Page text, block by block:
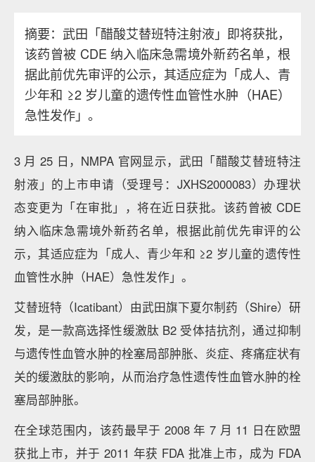
摘要：武田「醋酸艾替班特注射液」即将获批，
该药曾被 CDE 纳入临床急需境外新药名单，根
据此前优先审评的公示，其适应症为「成人、青
少年和 ≥2 岁儿童的遗传性血管性水肿（HAE）
急性发作」。
3 月 25 日，NMPA 官网显示，武田「醋酸艾替班特注
射液」的上市申请（受理号：JXHS2000083）办理状
态变更为「在审批」，将在近日获批。该药曾被 CDE
纳入临床急需境外新药名单，根据此前优先审评的公
示，其适应症为「成人、青少年和 ≥2 岁儿童的遗传性
血管性水肿（HAE）急性发作」。
艾替班特（Icatibant）由武田旗下夏尔制药（Shire）研
发，是一款高选择性缓激肽 B2 受体拮抗剂，通过抑制
与遗传性血管水肿的栓塞局部肿胀、炎症、疼痛症状有
关的缓激肽的影响，从而治疗急性遗传性血管水肿的栓
塞局部肿胀。
在全球范围内，该药最早于 2008 年 7 月 11 日在欧盟
获批上市，并于 2011 年获 FDA 批准上市，成为 FDA